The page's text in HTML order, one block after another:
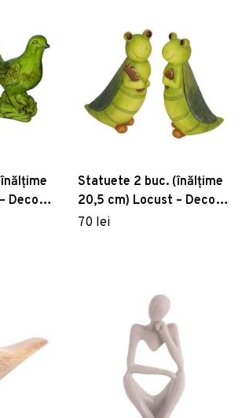
Deco
Statuete 2 buc. (înălțime
20,5 cm) Locust – Deco
Pleasure
70 lei